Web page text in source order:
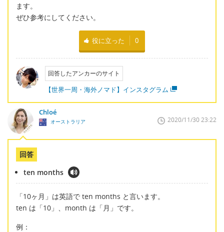
ます。
ぜひ参考にしてください。
役に立った 0
回答したアンカーのサイト
【世界一周・海外ノマド】インスタグラム
Chloé
オーストラリア 2020/11/30 23:22
回答
ten months
「10ヶ月」は英語で ten months と言います。
ten は「10」、month は「月」です。
例：